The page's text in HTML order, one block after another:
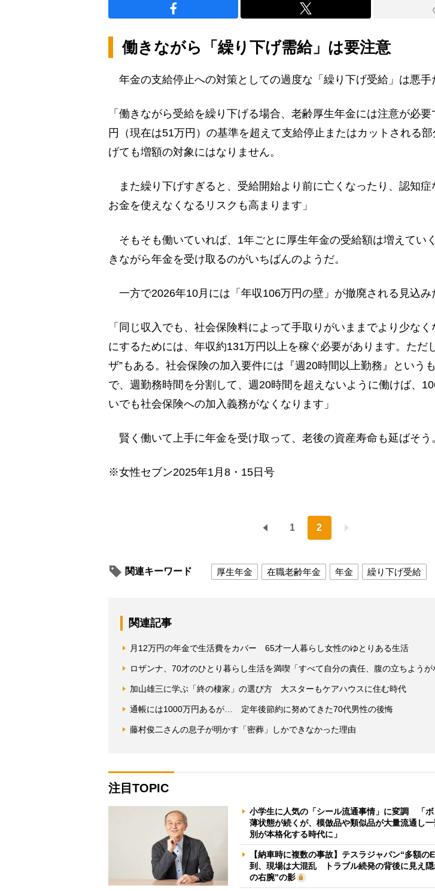
働きながら「繰り下げ需給」は要注意
年金の支給停止への対策としての過度な「繰り下げ受給」は悪手
「働きながら受給を繰り下げる場合、老齢厚生年金には注意が必
円（現在は51万円）の基準を超えて支給停止またはカットされる
げても増額の対象にはなりません。
また繰り下げすぎると、受給開始より前に亡くなったり、認知症
お金を使えなくなるリスクも高まります」
そもそも働いていれば、1年ごとに厚生年金の受給額は増えてい
きながら年金を受け取るのがいちばんのようだ。
一方で2026年10月には「年収106万円の壁」が撤廃される見込み
「同じ収入でも、社会保険料によって手取りがいままでより少なく
にするためには、年収約131万円以上を稼ぐ必要があります。ただ
ザ”もある。社会保険の加入要件には『週20時間以上勤務』という
で、週勤務時間を分割して、週20時間を超えないように働けば、
いでも社会保険への加入義務がなくなります」
賢く働いて上手に年金を受け取って、老後の資産寿命も延ばそう
※女性セブン2025年1月8・15日号
1 2
関連キーワード 厚生年金 在職老齢年金 年金 繰り下げ受給
関連記事
月12万円の年金で生活費をカバー 65才一人暮らし女性のゆとりある生活
ロザンナ、70才のひとり暮らし生活を満喫「すべて自分の責任、腹の立ちようが
加山雄三に学ぶ「終の棲家」の選び方 大スターもケアハウスに住む時代
通帳には1000万円あるが… 定年後節約に努めてきた70代男性の後悔
藤村俊二さんの息子が明かす「密葬」しかできなかった理由
注目TOPIC
小学生に人気の「シール流通事情」に変調 「
薄状態が続くが、模倣品や類似品が大量流通し
別が本格化する時代に」
【納車時に複数の事故】テスラジャパン“多額の
到、現場は大混乱 トラブル続発の背後に見え隠
の右腕”の影